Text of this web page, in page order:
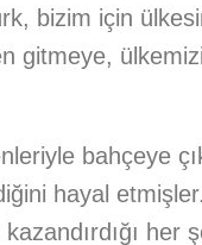
bizim için
gitmeye,
bahçeye
hayal
her